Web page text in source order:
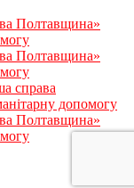
Полтавщина»
Полтавщина»
справа
допомогу
Полтавщина»